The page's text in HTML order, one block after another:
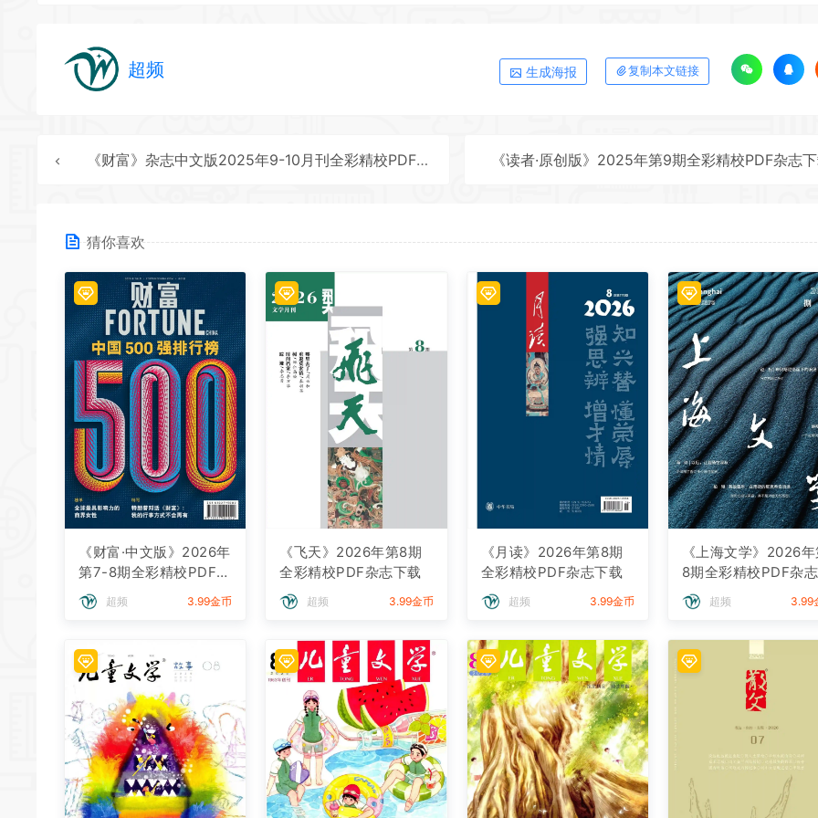
超频 生成海报 复制本文链接
《财富》杂志中文版2025年9-10月刊全彩精校PDF杂志下载 《读者·原创版》2025年第9期全彩精校PDF杂志
猜你喜欢
《财富·中文版》2026年
第7-8期全彩精校PDF杂
志下载
超频 3.99金币
《飞天》2026年第8期
全彩精校PDF杂志下载
超频 3.99金币
《月读》2026年第8期
全彩精校PDF杂志下载
超频 3.99金币
《上海文学》2026
8期全彩精校PDF杂
载
超频 3.99